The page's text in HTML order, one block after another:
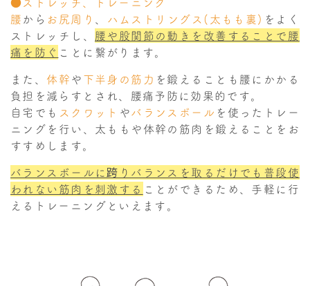
腰から お尻周り 、 ハムストリングス(太もも裏) をよく
ストレッチし、 腰や股関節の動きを改善することで腰
痛を防ぐ ことに繋がります。
また、 体幹や下半身の筋力 を鍛えることも腰にかかる
負担を減らすとされ、腰痛予防に効果的です。
自宅でも スクワット やバランスボール を使ったトレー
ニングを行い、太ももや体幹の筋肉を鍛えることをお
すすめします。
バランスボールに跨りバランスを取るだけでも普段使
われない筋肉を刺激する ことができるため、手軽に行
えるトレーニングといえます。